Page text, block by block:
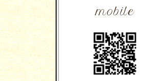
mobile